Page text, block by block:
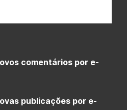
comentários por e-
publicações por e-